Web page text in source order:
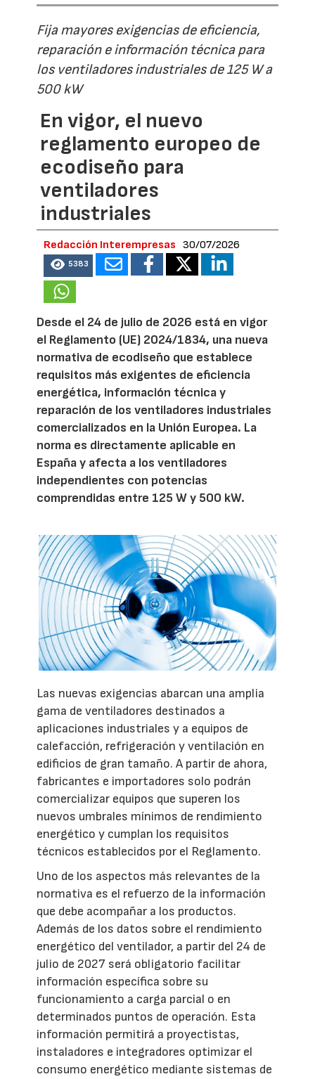
Fija mayores exigencias de eficiencia,
reparación e información técnica para
los ventiladores industriales de 125 W a
500 kW
En vigor, el nuevo
reglamento europeo de
ecodiseño para
ventiladores
industriales
Redacción Interempresas 30/07/2026
5383
Desde el 24 de julio de 2026 está en vigor
el Reglamento (UE) 2024/1834, una nueva
normativa de ecodiseño que establece
requisitos más exigentes de eficiencia
energética, información técnica y
reparación de los ventiladores industriales
comercializados en la Unión Europea. La
norma es directamente aplicable en
España y afecta a los ventiladores
independientes con potencias
comprendidas entre 125 W y 500 kW.
Las nuevas exigencias abarcan una amplia
gama de ventiladores destinados a
aplicaciones industriales y a equipos de
calefacción, refrigeración y ventilación en
edificios de gran tamaño. A partir de ahora,
fabricantes e importadores solo podrán
comercializar equipos que superen los
nuevos umbrales mínimos de rendimiento
energético y cumplan los requisitos
técnicos establecidos por el Reglamento.
Uno de los aspectos más relevantes de la
normativa es el refuerzo de la información
que debe acompañar a los productos.
Además de los datos sobre el rendimiento
energético del ventilador, a partir del 24 de
julio de 2027 será obligatorio facilitar
información específica sobre su
funcionamiento a carga parcial o en
determinados puntos de operación. Esta
información permitirá a proyectistas,
instaladores e integradores optimizar el
consumo energético mediante sistemas de